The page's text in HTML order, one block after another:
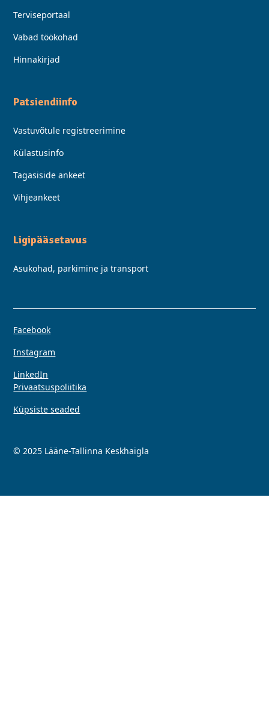
Terviseportaal
Vabad töökohad
Hinnakirjad
Patsiendiinfo
Vastuvõtule registreerimine
Külastusinfo
Tagasiside ankeet
Vihjeankeet
Ligipääsetavus
Asukohad, parkimine ja transport
© 2025 Lääne-Tallinna Keskhaigla
Privaatsuspoliitika
Küpsiste seaded
Facebook
Instagram
LinkedIn